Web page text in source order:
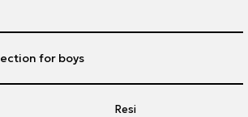
Resi
for boys